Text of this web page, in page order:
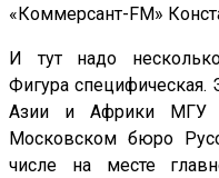
«Коммерсант-FM»
И тут надо
Фигура специфическая.
Азии и Африки МГУ
Московском бюро
числе на месте